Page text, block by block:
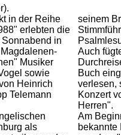
in der Reihe
erlebten die
in
Musiker
sowie
Heinrich
Telemann
als
seinem
Auch
Buch
verlesen,
Konzert
Herren".
Am
bekannte